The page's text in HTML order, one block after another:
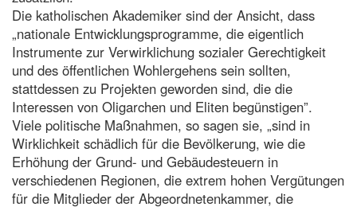
Die katholischen Akademiker sind der Ansicht, dass
„nationale Entwicklungsprogramme, die eigentlich
Instrumente zur Verwirklichung sozialer Gerechtigkeit
und des öffentlichen Wohlergehens sein sollten,
stattdessen zu Projekten geworden sind, die die
Interessen von Oligarchen und Eliten begünstigen”.
Viele politische Maßnahmen, so sagen sie, „sind in
Wirklichkeit schädlich für die Bevölkerung, wie die
Erhöhung der Grund- und Gebäudesteuern in
verschiedenen Regionen, die extrem hohen Vergütungen
für die Mitglieder der Abgeordnetenkammer, die